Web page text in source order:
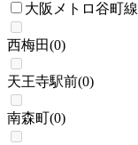
大阪メトロ谷町線
西梅田(0)
天王寺駅前(0)
南森町(0)